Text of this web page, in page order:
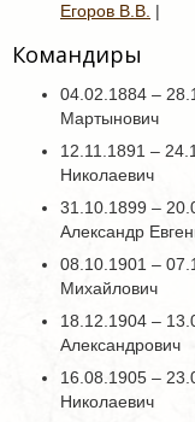
Егоров В.В. |
Командиры
04.02.1884 –
Мартынович
12.11.1891 –
Николаевич
31.10.1899 –
Александр
08.10.1901 –
Михайлович
18.12.1904 –
Александрович
16.08.1905 –
Николаевич